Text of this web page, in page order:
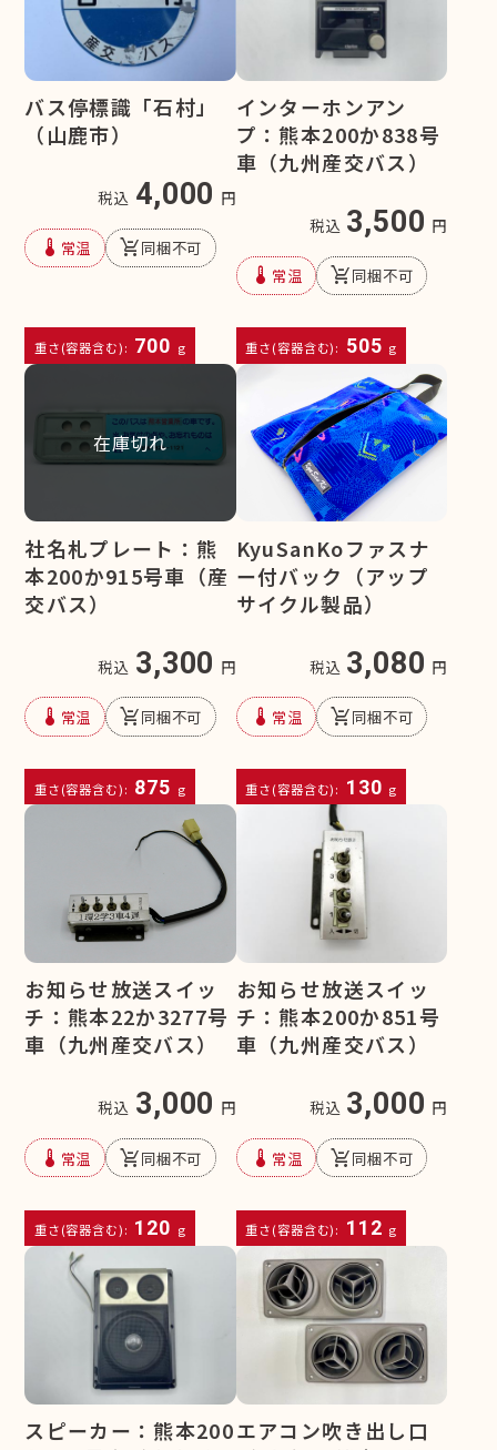
バス停標識「石村」
（山鹿市）
税込 4,000 円
device_thermostat 常温 remove_shopping_cart同梱不可
重さ(容器含む): 700 g
インターホンアン
プ：熊本200か838号
車（九州産交バス）
税込 3,500 円
device_thermostat 常温 remove_shopping_cart同梱不可
重さ(容器含む): 505 g
在庫切れ
社名札プレート：熊
本200か915号車（産
交バス）
税込 3,300 円
device_thermostat 常温 remove_shopping_cart同梱不可
重さ(容器含む): 875 g
KyuSanKoファスナ
ー付バック（アップ
サイクル製品）
税込 3,080 円
device_thermostat 常温 remove_shopping_cart同梱不可
重さ(容器含む): 130 g
お知らせ放送スイッ
チ：熊本22か3277号
車（九州産交バス）
税込 3,000 円
device_thermostat 常温 remove_shopping_cart同梱不可
重さ(容器含む): 120 g
お知らせ放送スイッ
チ：熊本200か851号
車（九州産交バス）
税込 3,000 円
device_thermostat 常温 remove_shopping_cart同梱不可
重さ(容器含む): 112 g
スピーカー：熊本200エアコン吹き出し口